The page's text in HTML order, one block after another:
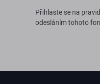
Přihlaste se na
odesláním tohoto